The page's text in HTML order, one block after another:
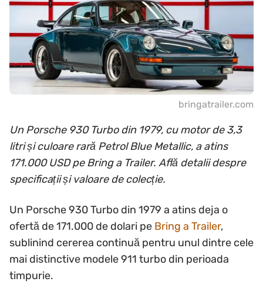
bringatrailer.com
Un Porsche 930 Turbo din 1979, cu motor de 3,3
litri și culoare rară Petrol Blue Metallic, a atins
171.000 USD pe Bring a Trailer. Află detalii despre
specificații și valoare de colecție.
Un Porsche 930 Turbo din 1979 a atins deja o
ofertă de 171.000 de dolari pe Bring a Trailer,
sublinind cererea continuă pentru unul dintre cele
mai distinctive modele 911 turbo din perioada
timpurie.